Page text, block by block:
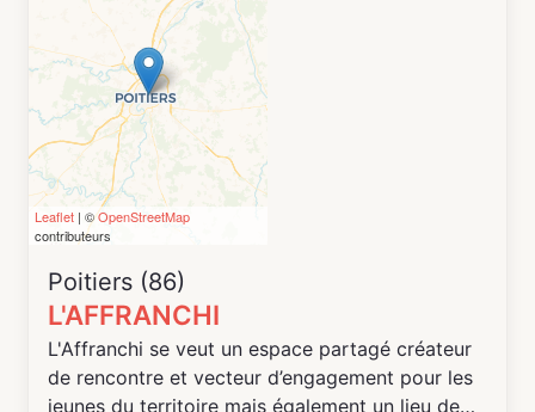
Enfin, L'Agronaute c'est également une
programmation culturelle diversifiée qui
souhaite toucher le plus largement le public
nantais et faire éveiller les consciences et faire
jardiner le plus grand nombre. Pour cela,
concert, dj set, ateliers, théatre...tous les
moyens sont bon pour venir découvrir le tiers
lieu.
Leaflet | ©OpenStreetMap
contributeurs
Poitiers (86)
L'AFFRANCHI
L'Affranchi se veut un espace partagé créateur
de rencontre et vecteur d’engagement pour les
jeunes du territoire mais également un lieu de